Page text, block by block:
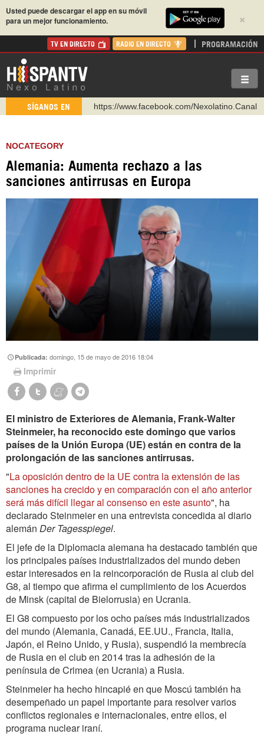
×
Usted puede descargar el app en su móvil
para un mejor funcionamiento.
TV EN DIRECTO RADIO EN DIRECTO PROGRAMACIÓN
SÍGANOS EN
https://www.facebook.com/Nexolatino.Canal
https://t.me/hispantvcanal
https://urmedium.com/c/hispantv
Instagram como: hispan_tv
NOCATEGORY
Alemania: Aumenta rechazo a las
sanciones antirrusas en Europa
Publicada:domingo, 15 de mayo de 2016 18:04
Imprimir
El ministro de Exteriores de Alemania, Frank-Walter
Steinmeier, ha reconocido este domingo que varios
países de la Unión Europa (UE) están en contra de la
prolongación de las sanciones antirrusas.
"La oposición dentro de la UE contra la extensión de las
sanciones ha crecido y en comparación con el año anterior
será más difícil llegar al consenso en este asunto", ha
declarado Steinmeier en una entrevista concedida al diario
alemán Der Tagesspiegel.
El jefe de la Diplomacia alemana ha destacado también que
los principales países industrializados del mundo deben
estar interesados en la reincorporación de Rusia al club del
G8, al tiempo que afirma el cumplimiento de los Acuerdos
de Minsk (capital de Bielorrusia) en Ucrania.
El G8 compuesto por los ocho países más industrializados
del mundo (Alemania, Canadá, EE.UU., Francia, Italia,
Japón, el Reino Unido, y Rusia), suspendió la membrecía
de Rusia en el club en 2014 tras la adhesión de la
península de Crimea (en Ucrania) a Rusia.
Steinmeier ha hecho hincapié en que Moscú también ha
desempeñado un papel importante para resolver varios
conflictos regionales e internacionales, entre ellos, el
programa nuclear iraní.